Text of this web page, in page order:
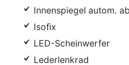
Innenspiegel autom.
Isofix
LED-Scheinwerfer
Lederlenkrad